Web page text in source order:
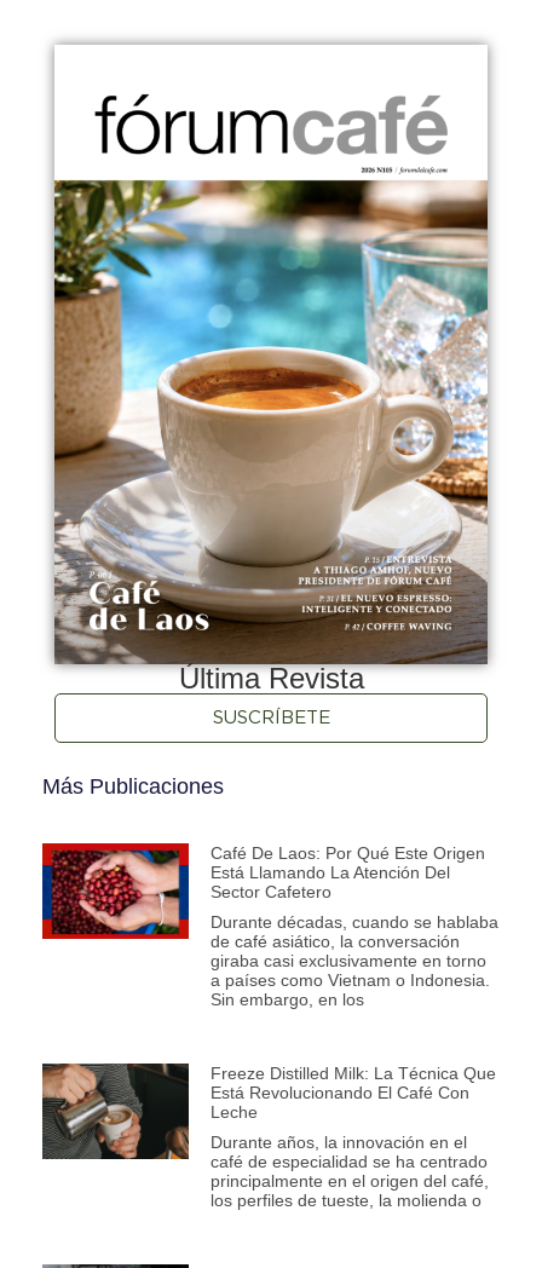
Última Revista
SUSCRÍBETE
Más Publicaciones
Café De Laos: Por Qué Este Origen
Está Llamando La Atención Del
Sector Cafetero
Durante décadas, cuando se hablaba
de café asiático, la conversación
giraba casi exclusivamente en torno
a países como Vietnam o Indonesia.
Sin embargo, en los
Freeze Distilled Milk: La Técnica Que
Está Revolucionando El Café Con
Leche
Durante años, la innovación en el
café de especialidad se ha centrado
principalmente en el origen del café,
los perfiles de tueste, la molienda o